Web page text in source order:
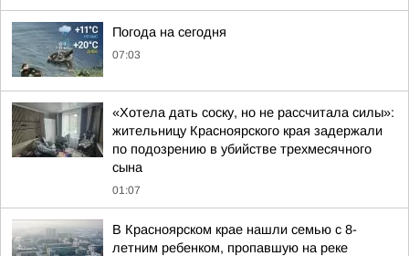
Погода на сегодня
07:03
«Хотела дать соску, но не рассчитала силы»:
жительницу Красноярского края задержали
по подозрению в убийстве трехмесячного
сына
01:07
В Красноярском крае нашли семью с 8-
летним ребенком, пропавшую на реке